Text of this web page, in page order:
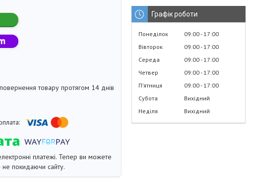
повернення товару протягом 14 днів
платежі. Тепер ви можете
не покидаючи сайту.
Графік роботи
Понеділок 09:00 17:00
Вівторок
09:00 17:00
Середа
09:00 17:00
Четвер
09:00 17:00
Пʼятниця
09:00 17:00
Субота
Вихідний
Неділя
Вихідний